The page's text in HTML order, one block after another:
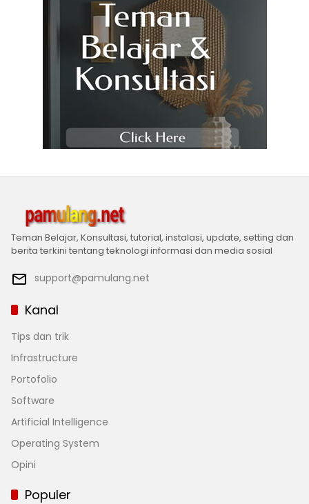
Teman Belajar, Konsultasi, tutorial, instalasi, update, setting dan
berita terkini tentang teknologi informasi dan media sosial
support@pamulang.net
Kanal
Tips dan trik
Infrastructure
Portofolio
Software
Artificial Intelligence
Operating System
Opini
Populer